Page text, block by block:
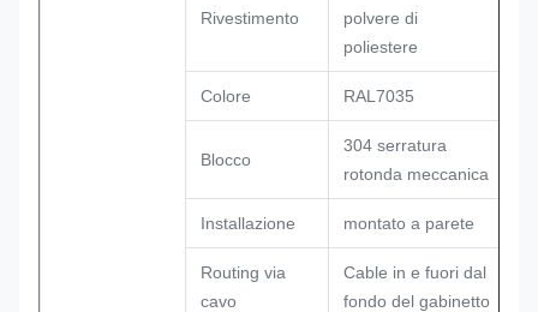
Rivestimento
polvere di
poliestere
Colore RAL7035
Blocco
304 serratura
rotonda meccanica
Installazione montato a parete
Routing via
cavo
Cable in e fuori dal
fondo del gabinetto